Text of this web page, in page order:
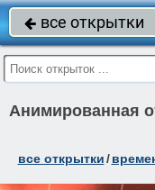
 все открытки
Анимированная
все открытки/